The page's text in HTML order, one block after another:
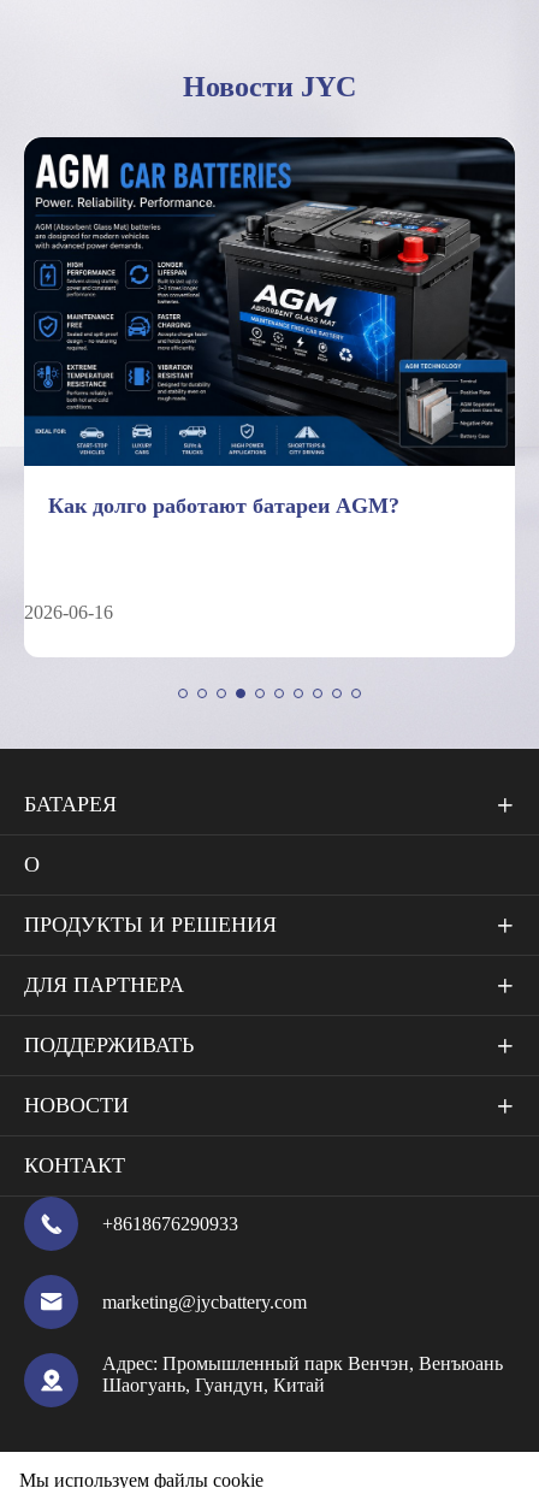
Новости JYC
руководство по техническому сравнению
2026-05-26
БАТАРЕЯ 
О
ПРОДУКТЫ И РЕШЕНИЯ 
ДЛЯ ПАРТНЕРА 
ПОДДЕРЖИВАТЬ 
НОВОСТИ 
КОНТАКТ
 +8618676290933
 marketing@jycbattery.com

Адрес: Промышленный парк Венчэн, Венъюань
Шаогуань, Гуандун, Китай
Мы используем файлы cookie